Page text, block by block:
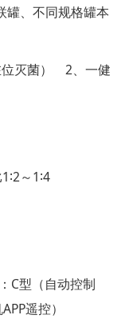
罐、不同规格罐本
位灭菌） 2 、一健
1 ∶2～ 1 ∶4
C型（自动控制
APP遥控）